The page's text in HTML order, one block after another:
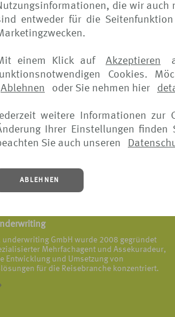
die wir auch
entweder für die
einem Klick auf Akzeptieren
Cookies.
Ablehnen
oder Sie nehmen hier
weitere Informationen zur
Ihrer Einstellungen finden
Sie auch unseren
ABLEHNEN
die Reiseversicherungs- und Assistance-
Partners mit Firmenhauptsitz in Frankreich,
Reiseversicherung
HanseMerkur – ein Grundsatz, der sich in
ausgezeichneten Produkten sowie in allen
widerspiegelt.
underwriting GmbH wurde 2008 gegründet
Mehrfachagent und Assekuradeur,
Entwicklung und Umsetzung von
für die Reisebranche konzentriert.